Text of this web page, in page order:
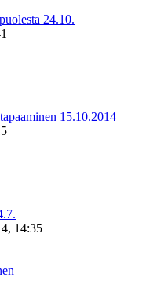
24.10.
15.10.2014
14:35